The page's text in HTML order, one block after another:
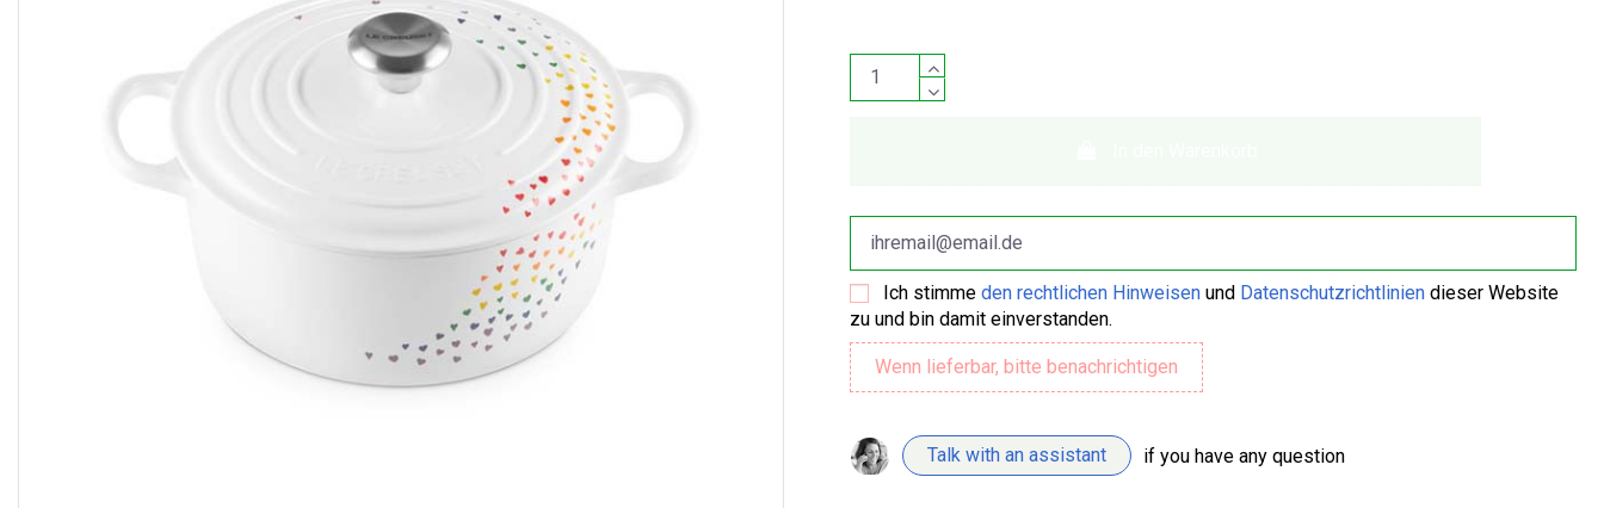
Ich stimmeden rechtlichen Hinweisen und Datenschutzrichtlinien dieser Website
zu und bin damit einverstanden.
Talk with an assistant if you have any question